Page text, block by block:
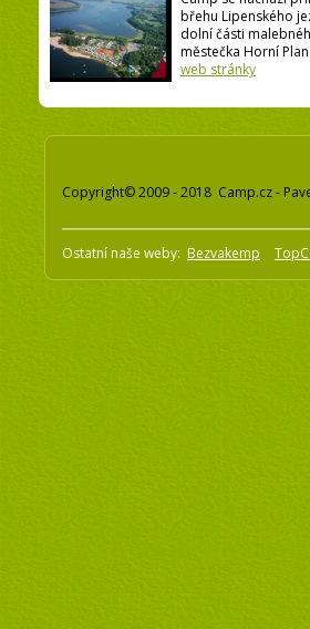
břehu Lipenského
dolní části
městečka Horní
web stránky
Copyright© 2009 - 2018 Camp.cz -
Ostatní naše weby: Bezvakemp